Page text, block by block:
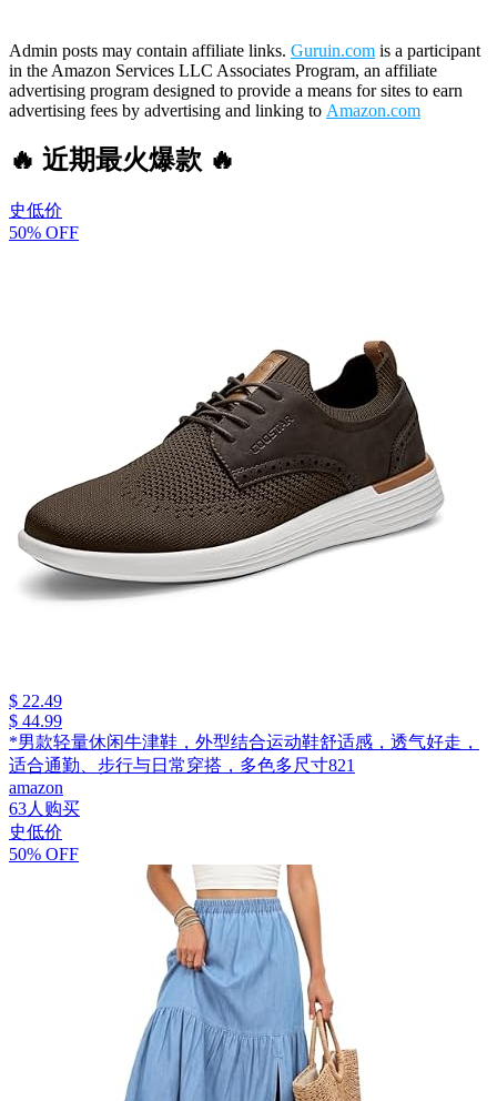
Admin posts may contain affiliate links. Guruin.com is a participant
in the Amazon Services LLC Associates Program, an affiliate
advertising program designed to provide a means for sites to earn
advertising fees by advertising and linking to Amazon.com
🔥 近期最火爆款 🔥
史低价
50% OFF
$ 22.49
$ 44.99
*男款轻量休闲牛津鞋，外型结合运动鞋舒适感，透气好走，
适合通勤、步行与日常穿搭，多色多尺寸821
amazon
63人购买
史低价
50% OFF